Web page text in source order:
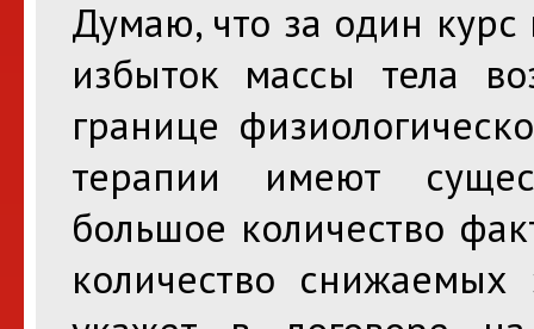
Думаю, что за один
избыток массы тела
границе
терапии имеют
большое количество
количество